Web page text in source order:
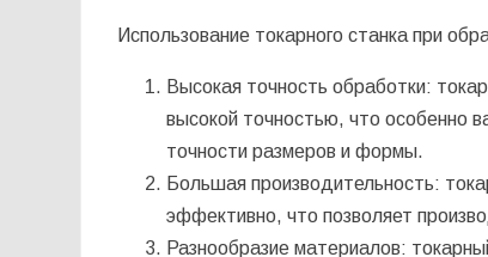
Использование токарного станка при
Высокая точность обработки:
высокой точностью, что особенно
точности размеров и формы.
Большая производительность:
эффективно, что позволяет
Разнообразие материалов: